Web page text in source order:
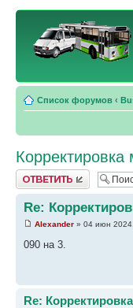
Список форумов ‹
Ответить
Re:
Alexander » 04 июн
090 на 3.
Re: